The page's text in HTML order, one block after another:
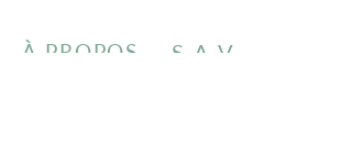
À PROPOS S.A.V